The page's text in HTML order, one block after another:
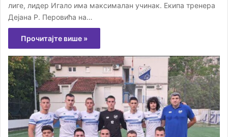
лиге, лидер Игало има максималан учинак. Екипа тренера
Дејана Р. Перовића на…
Прочитајте више »